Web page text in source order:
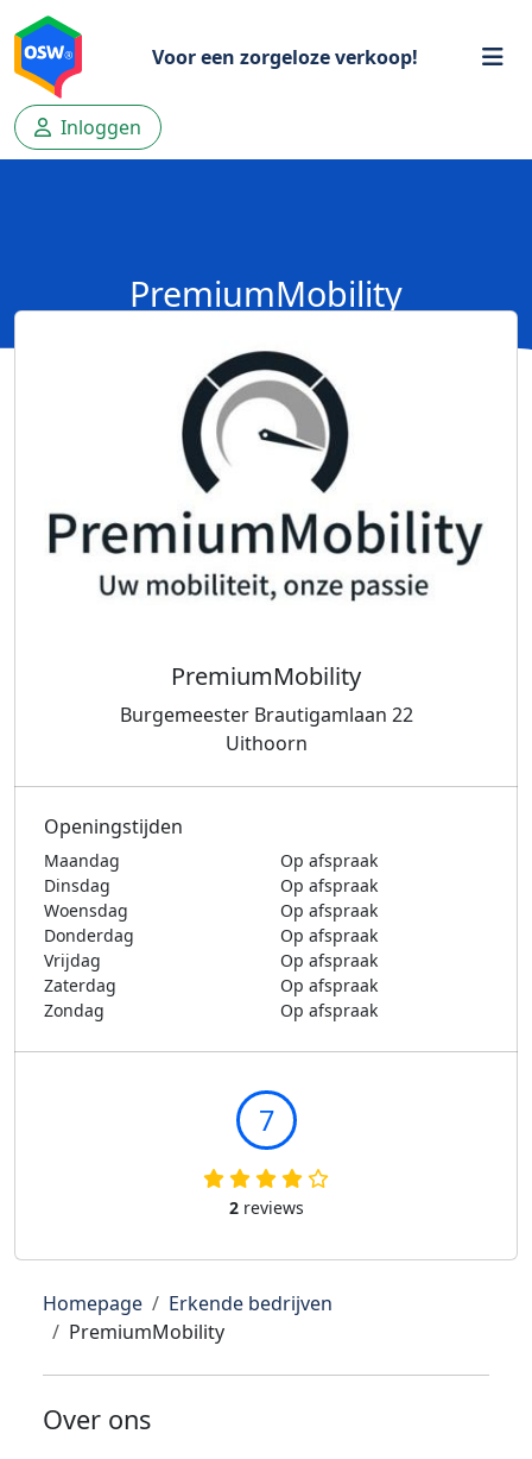
Voor een zorgeloze verkoop!
Inloggen
PremiumMobility
PremiumMobility
Burgemeester Brautigamlaan 22
Uithoorn
Openingstijden
Maandag
Op afspraak
Dinsdag
Op afspraak
Woensdag
Op afspraak
Donderdag
Op afspraak
Vrijdag
Op afspraak
Zaterdag
Op afspraak
Zondag
Op afspraak
7
2reviews
Homepage
Erkende bedrijven
PremiumMobility
Over ons